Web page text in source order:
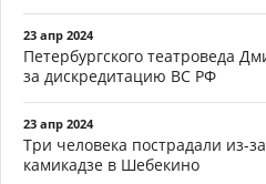
23 апр 2024
Петербургского театроведа
за дискредитацию ВС РФ
23 апр 2024
Три человека пострадали из-
камикадзе в Шебекино